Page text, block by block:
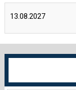
13.08.2027
Още